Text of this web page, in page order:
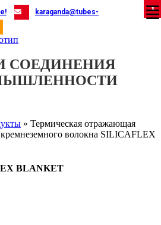
karaganda@tubes-
СОЕДИНЕНИЯ
» Термическая отражающая
волокна SILICAFLEX
BLANKET
X
X
X
X
X
X
X
X
X
X
X
X
X
X
X
X
X
X
X